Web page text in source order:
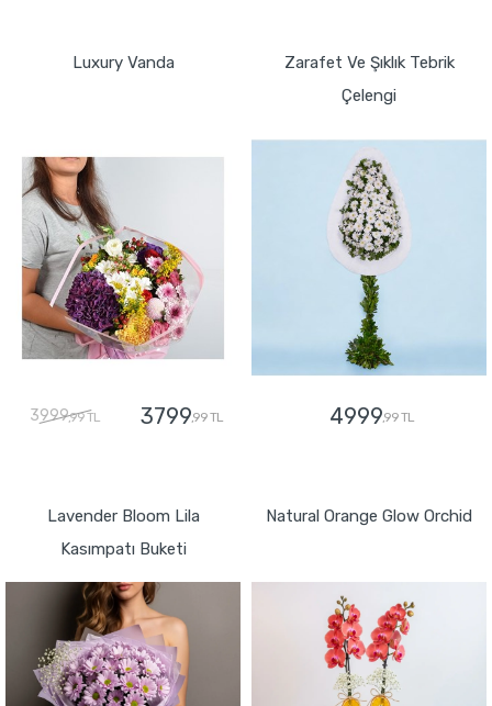
Luxury Vanda
3999,99 TL 3799,99 TL
Zarafet Ve Şıklık Tebrik
Çelengi
4999,99 TL
Lavender Bloom Lila
Kasımpatı Buketi
Natural Orange Glow Orchid